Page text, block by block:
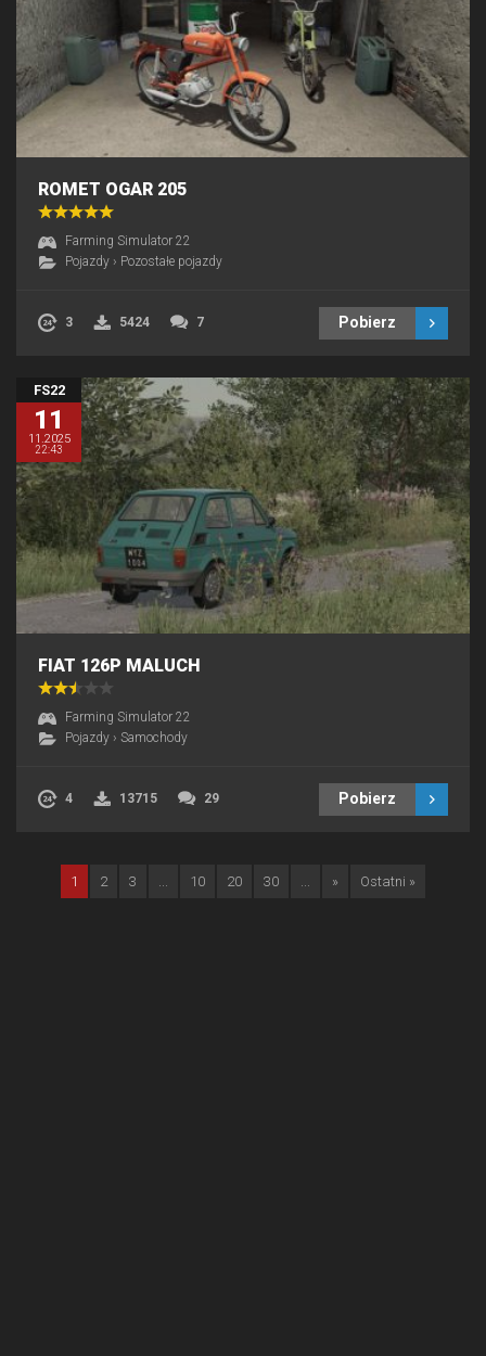
ROMET OGAR 205
Farming Simulator 22
Pojazdy › Pozostałe pojazdy
3 5424 7 Pobierz
FS22
11
11.2025
22:43
FIAT 126P MALUCH
Farming Simulator 22
Pojazdy › Samochody
4 13715 29 Pobierz
1 2 3 10 20 30 » Ostatni »